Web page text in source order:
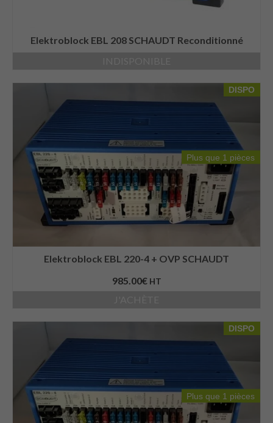
Elektroblock EBL 208 SCHAUDT Reconditionné
Plus que 1 pièces
DISPO
Elektroblock EBL 220-4 + OVP SCHAUDT
985.00€ HT
Plus que 1 pièces
DISPO